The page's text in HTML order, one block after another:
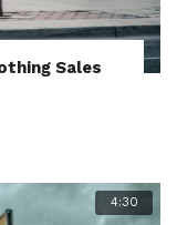
Sales
4:30